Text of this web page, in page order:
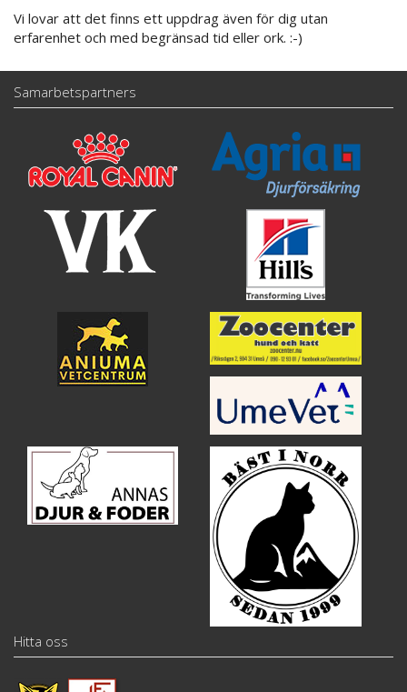
Vi lovar att det finns ett uppdrag även för dig utan
erfarenhet och med begränsad tid eller ork. :-)
Samarbetspartners
Hitta oss